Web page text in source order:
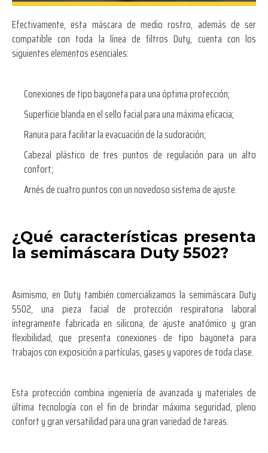
Efectivamente, esta máscara de medio rostro, además de ser
compatible con toda la línea de filtros Duty, cuenta con los
siguientes elementos esenciales:
Conexiones de tipo bayoneta para una óptima protección;
Superficie blanda en el sello facial para una máxima eficacia;
Ranura para facilitar la evacuación de la sudoración;
Cabezal plástico de tres puntos de regulación para un alto
confort;
Arnés de cuatro puntos con un novedoso sistema de ajuste.
¿Qué características presenta
la semimáscara Duty 5502?
Asimismo, en Duty también comercializamos la semimáscara Duty
5502, una pieza facial de protección respiratoria laboral
íntegramente fabricada en silicona, de ajuste anatómico y gran
flexibilidad, que presenta conexiones de tipo bayoneta para
trabajos con exposición a partículas, gases y vapores de toda clase.
Esta protección combina ingeniería de avanzada y materiales de
última tecnología con el fin de brindar máxima seguridad, pleno
confort y gran versatilidad para una gran variedad de tareas.